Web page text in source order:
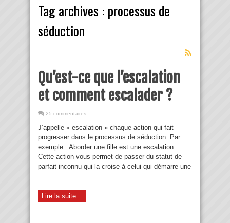
Tag archives : processus de
séduction
Qu’est-ce que l’escalation
et comment escalader ?
25 commentaires
J’appelle « escalation » chaque action qui fait
progresser dans le processus de séduction. Par
exemple : Aborder une fille est une escalation.
Cette action vous permet de passer du statut de
parfait inconnu qui la croise à celui qui démarre une
...
Lire la suite...